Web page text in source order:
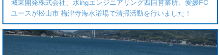
城東開発株式会社、水ingエンジニアリング四国営業所、愛媛FC
ユースが松山市 梅津寺海水浴場で清掃活動を行いました！